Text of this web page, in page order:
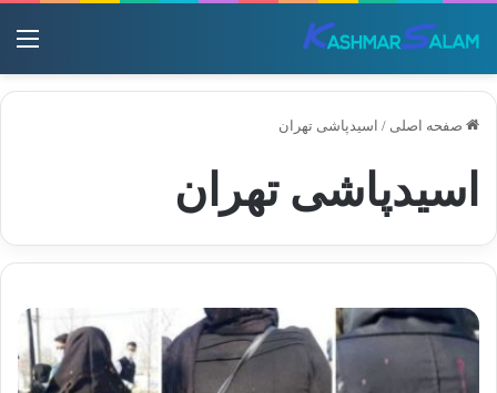
صفحه اصلی / اسیدپاشی تهران
اسیدپاشی تهران